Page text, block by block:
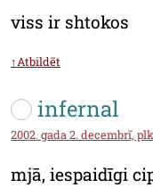
viss ir shtokos
↑Atbildēt
infernal
2002. gada 2. decembrī,
mjā, iespaidīgi